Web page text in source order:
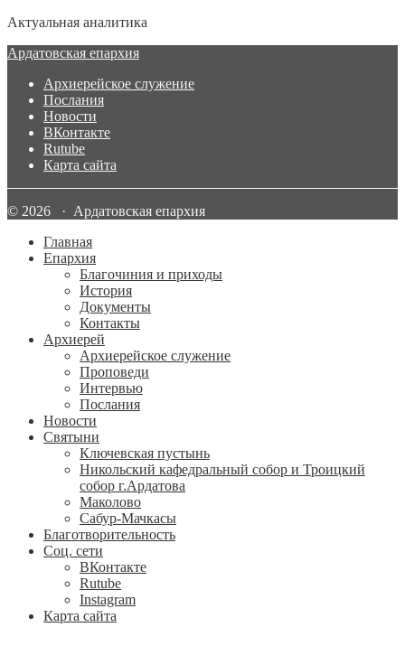
Актуальная аналитика
Ардатовская епархия
Архиерейское служение
Послания
Новости
ВКонтакте
Rutube
Карта сайта
© 2026 · Ардатовская епархия
Главная
Епархия
Благочиния и приходы
История
Документы
Контакты
Архиерей
Архиерейское служение
Проповеди
Интервью
Послания
Новости
Святыни
Ключевская пустынь
Никольский кафедральный собор и Троицкий
собор г.Ардатова
Маколово
Сабур-Мачкасы
Благотворительность
Соц. сети
ВКонтакте
Rutube
Instagram
Карта сайта